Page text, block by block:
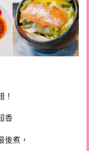
！
香
後煮，